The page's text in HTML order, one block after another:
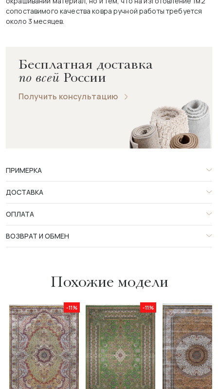
сопоставимого качества ковра ручной работы требуется
около 3 месяцев.
Бесплатная доставка
по всей России
Получить консультацию
ПРИМЕРКА
ДОСТАВКА
ОПЛАТА
ВОЗВРАТ И ОБМЕН
Похожие модели
-11% -11%